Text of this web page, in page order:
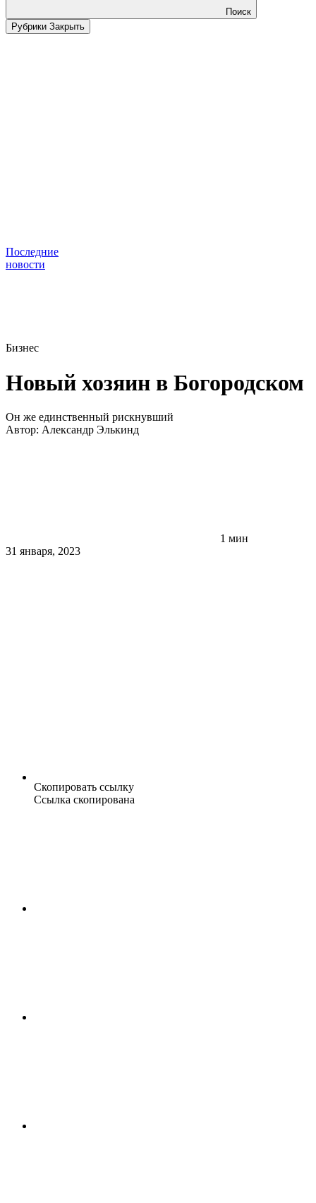
Поиск
Рубрики Закрыть
Последние
новости
Бизнес
Новый хозяин в Богородском
Он же единственный рискнувший
Автор: Александр Элькинд
1 мин
31 января, 2023
Скопировать ссылку
Ссылка скопирована